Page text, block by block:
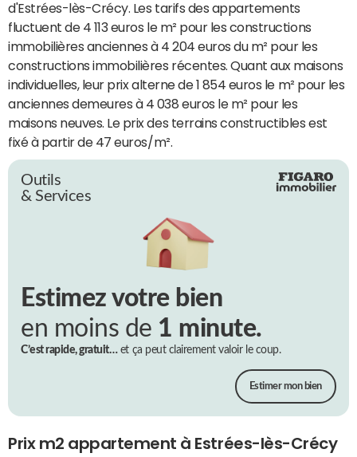
d'Estrées-lès-Crécy. Les tarifs des appartements
fluctuent de 4 113 euros le m² pour les constructions
immobilières anciennes à 4 204 euros du m² pour les
constructions immobilières récentes. Quant aux maisons
individuelles, leur prix alterne de 1 854 euros le m² pour les
anciennes demeures à 4 038 euros le m² pour les
maisons neuves. Le prix des terrains constructibles est
fixé à partir de 47 euros/m².
Outils
& Services
Estimez votre bien
en moins de 1 minute.
C’est rapide, gratuit…et ça peut clairement valoir le coup.
Estimer mon bien
Prix m2 appartement à Estrées-lès-Crécy